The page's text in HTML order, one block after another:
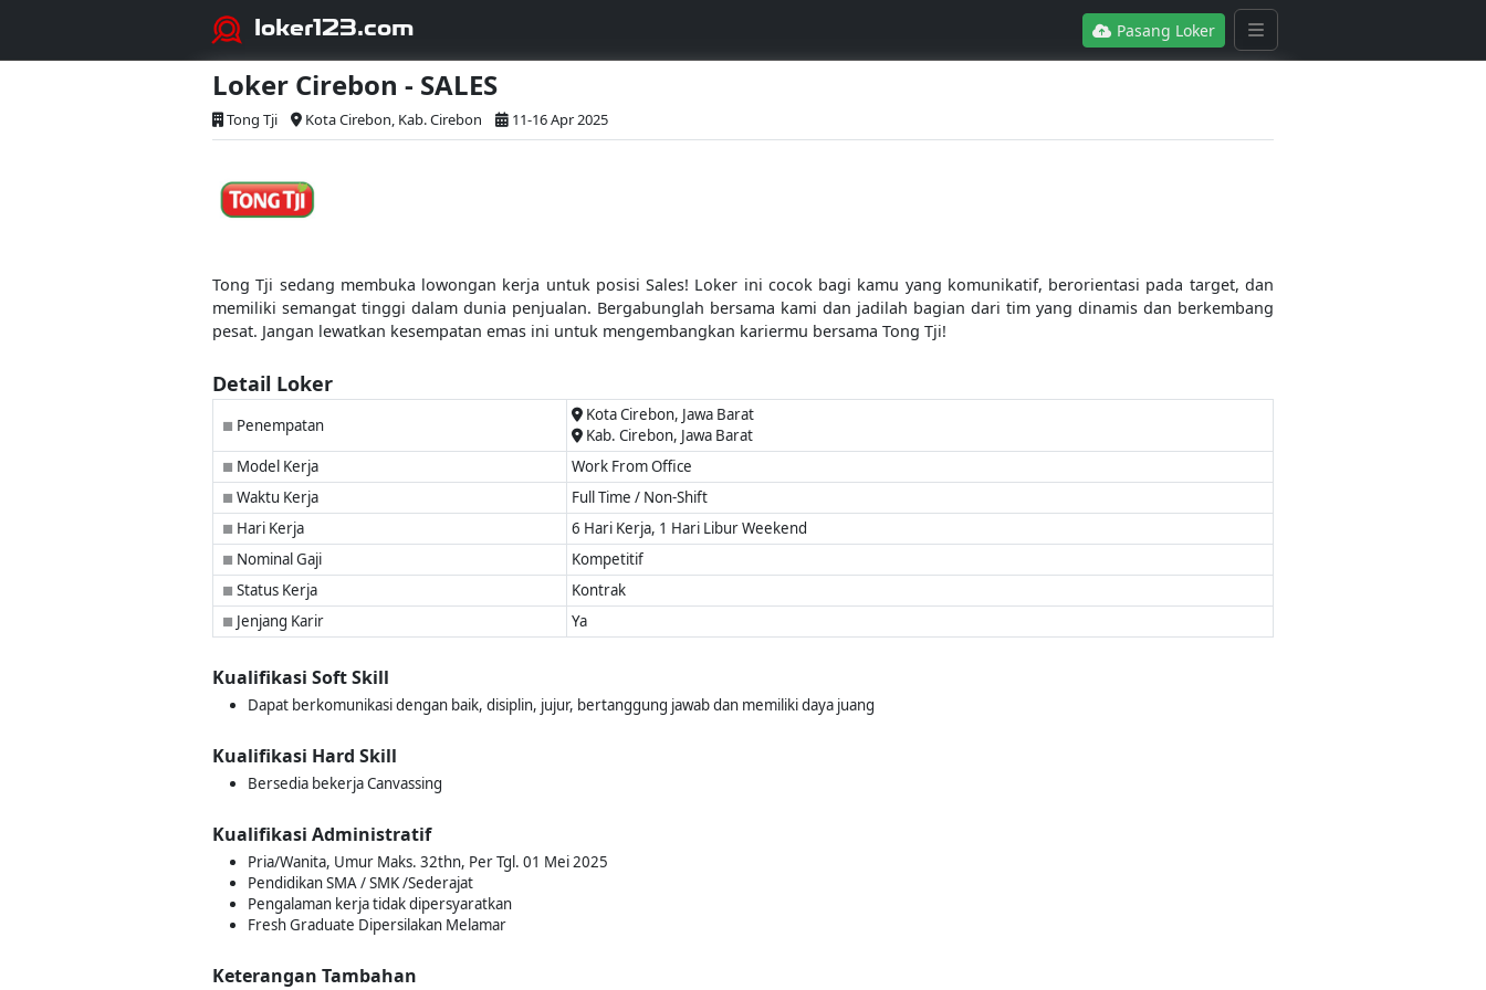
loker123.com Pasang Loker
Loker Cirebon - SALES
Tong Tji Kota Cirebon, Kab. Cirebon 11-16 Apr 2025
Tong Tji sedang membuka lowongan kerja untuk posisi Sales! Loker ini cocok bagi kamu yang komunikatif, berorientasi pada target, dan
memiliki semangat tinggi dalam dunia penjualan. Bergabunglah bersama kami dan jadilah bagian dari tim yang dinamis dan berkembang
pesat. Jangan lewatkan kesempatan emas ini untuk mengembangkan kariermu bersama Tong Tji!
Detail Loker
■ Penempatan
Kota Cirebon, Jawa Barat
Kab. Cirebon, Jawa Barat
■ Model Kerja Work From Office
■ Waktu Kerja Full Time / Non-Shift
■ Hari Kerja 6 Hari Kerja, 1 Hari Libur Weekend
■ Nominal Gaji Kompetitif
■ Status Kerja Kontrak
■ Jenjang Karir Ya
Kualifikasi Soft Skill
Dapat berkomunikasi dengan baik, disiplin, jujur, bertanggung jawab dan memiliki daya juang
Kualifikasi Hard Skill
Bersedia bekerja Canvassing
Kualifikasi Administratif
Pria/Wanita, Umur Maks. 32thn, Per Tgl. 01 Mei 2025
Pendidikan SMA / SMK /Sederajat
Pengalaman kerja tidak dipersyaratkan
Fresh Graduate Dipersilakan Melamar
Keterangan Tambahan